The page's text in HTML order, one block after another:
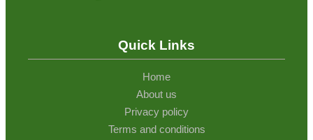
Quick Links
Home
About us
Privacy policy
Terms and conditions